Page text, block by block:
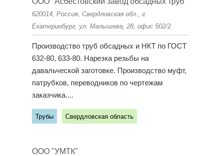
620014, Россия, Свердловская обл., г.
Екатеринбург, ул. Малышева, 28, офис 502/2
Производство труб обсадных и НКТ по ГОСТ
632-80, 633-80. Нарезка резьбы на
давальческой заготовке. Производство муфт,
патрубков, переводников по чертежам
заказчика....
Трубы Свердловская область
ООО "УМТК"